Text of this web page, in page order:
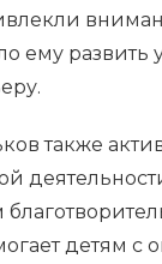
ему развить
также
детям с